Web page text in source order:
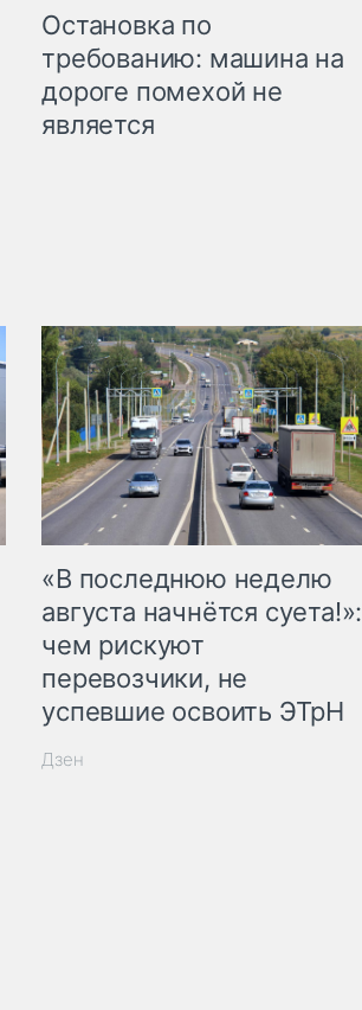
Остановка по
требованию: машина на
дороге помехой не
является
«В последнюю неделю
августа начнётся суета!»:
чем рискуют
перевозчики, не
успевшие освоить ЭТрН
Дзен